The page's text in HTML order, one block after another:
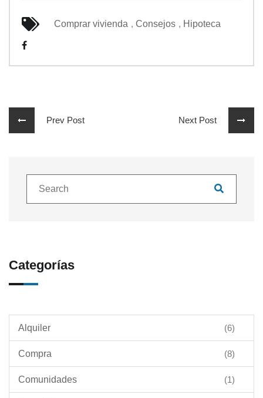
Comprar vivienda , Consejos , Hipoteca
Prev Post Next Post
Categorías
Alquiler (6)
Compra (8)
Comunidades (1)